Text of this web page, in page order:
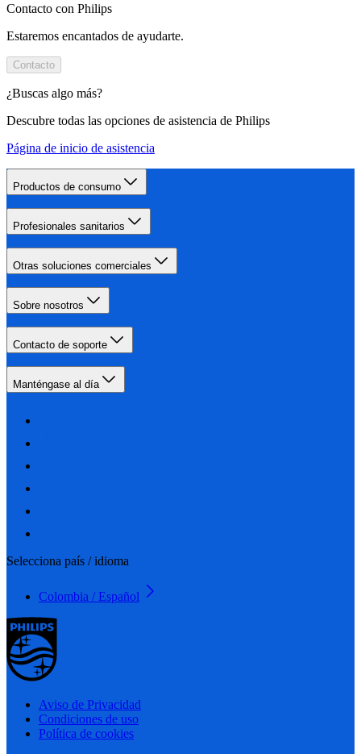
Contacto con Philips
Estaremos encantados de ayudarte.
Contacto
¿Buscas algo más?
Descubre todas las opciones de asistencia de Philips
Página de inicio de asistencia
Productos de consumo
Profesionales sanitarios
Otras soluciones comerciales
Sobre nosotros
Contacto de soporte
Manténgase al día
Selecciona país / idioma
Colombia / Español
Aviso de Privacidad
Condiciones de uso
Política de cookies